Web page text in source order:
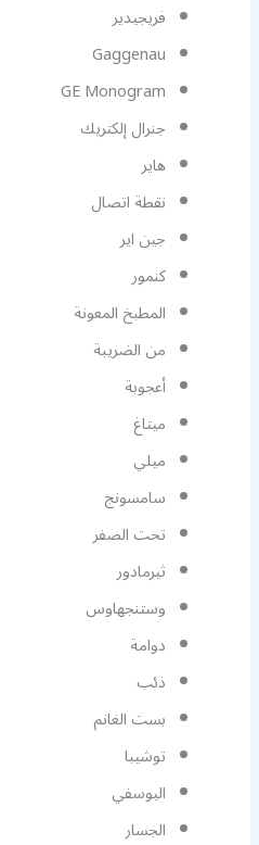
فريجيدير
Gaggenau
GE Monogram
جنرال إلكتريك
هاير
نقطة اتصال
جين اير
كنمور
المطبخ المعونة
من الضريبة
أعجوبة
ميتاغ
ميلي
سامسونج
تحت الصفر
ثيرمادور
وستنجهاوس
دوامة
ذئب
بست الغانم
توشيبا
اليوسفي
الجسار